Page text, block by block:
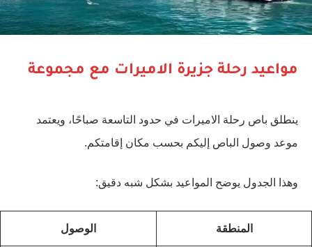
مواعيد رحلة جزيرة الاميرات مع مجموعة
ينطلق باص رحلة الاميرات في حدود التاسعة صباحًا، ويعتمد
موعد وصول الباص إليكم بحسب مكان إقامتكم.
وهذا الجدول يوضح المواعيد بشكل شبه دقيق:
المنطقة الوصول